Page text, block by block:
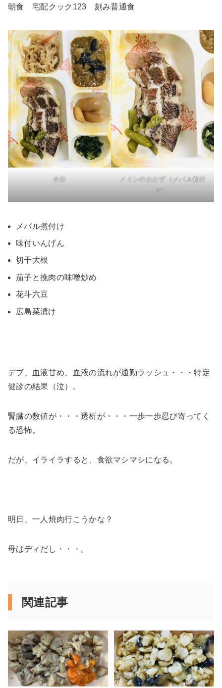
朝食 宅配クック123 刻み普通食
全体
メインのおかず（メバル煮付
け）
メバル煮付け
味付いんげん
切干大根
茄子と挽肉の味噌炒め
花斗六豆
広島菜漬け
デブ、血液甘め、血液の流れが通勤ラッシュ・・・特定
健診の結果（泣）。
腎臓の数値が・・・透析が・・・一歩一歩忍び寄ってく
る恐怖。
だが、イライラすると、食欲マシマシになる。
明日、一人焼肉行こうかな？
母はディだし・・・。
関連記事